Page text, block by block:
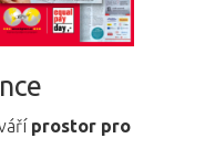
prostor pro